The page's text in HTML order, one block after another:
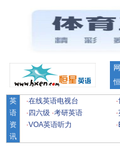
英
语
资
讯
·在线英语电视台 ·
· 四六级 ·考研英语 ·
·VOA英语听力 ·